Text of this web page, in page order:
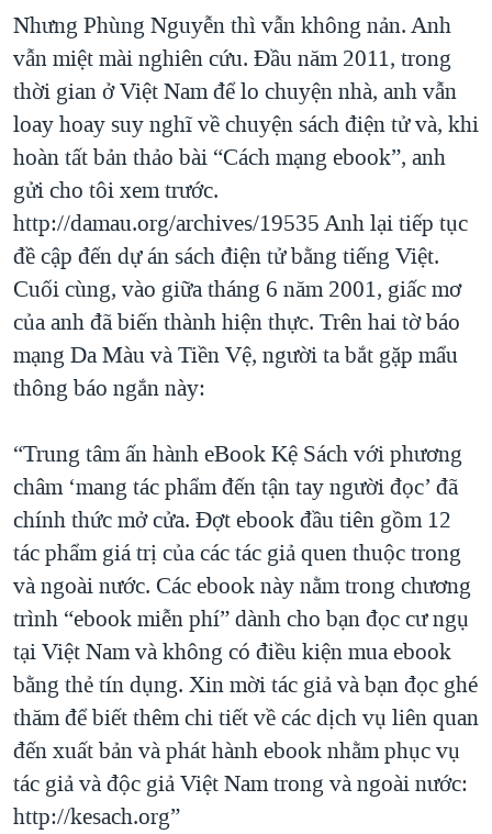
Nhưng Phùng Nguyễn thì vẫn không nản. Anh
vẫn miệt mài nghiên cứu. Đầu năm 2011, trong
thời gian ở Việt Nam để lo chuyện nhà, anh vẫn
loay hoay suy nghĩ về chuyện sách điện tử và, khi
hoàn tất bản thảo bài “Cách mạng ebook”, anh
gửi cho tôi xem trước.
http://damau.org/archives/19535 Anh lại tiếp tục
đề cập đến dự án sách điện tử bằng tiếng Việt.
Cuối cùng, vào giữa tháng 6 năm 2001, giấc mơ
của anh đã biến thành hiện thực. Trên hai tờ báo
mạng Da Màu và Tiền Vệ, người ta bắt gặp mẩu
thông báo ngắn này:
“Trung tâm ấn hành eBook Kệ Sách với phương
châm ‘mang tác phẩm đến tận tay người đọc’ đã
chính thức mở cửa. Đợt ebook đầu tiên gồm 12
tác phẩm giá trị của các tác giả quen thuộc trong
và ngoài nước. Các ebook này nằm trong chương
trình “ebook miễn phí” dành cho bạn đọc cư ngụ
tại Việt Nam và không có điều kiện mua ebook
bằng thẻ tín dụng. Xin mời tác giả và bạn đọc ghé
thăm để biết thêm chi tiết về các dịch vụ liên quan
đến xuất bản và phát hành ebook nhằm phục vụ
tác giả và độc giả Việt Nam trong và ngoài nước:
http://kesach.org”